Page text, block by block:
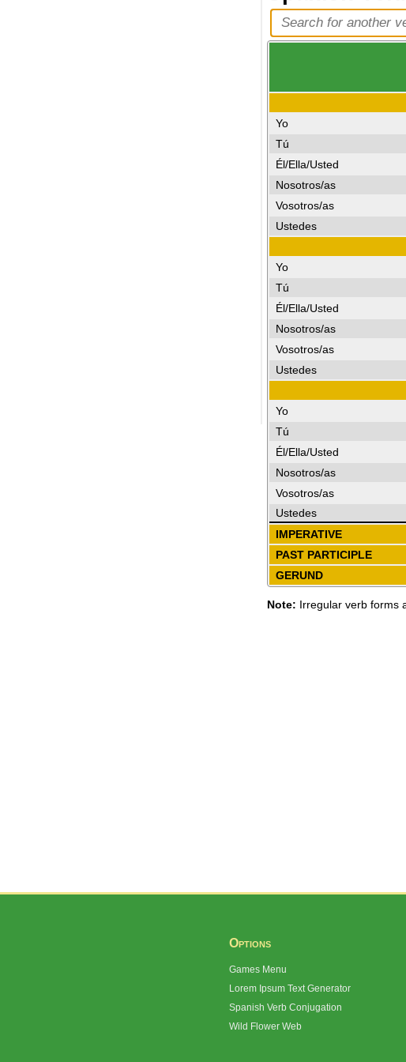
Yo
Tú
Él/Ella/Usted
Nosotros/as
Vosotros/as
Ustedes
Yo
Tú
Él/Ella/Usted
Nosotros/as
Vosotros/as
Ustedes
Yo
Tú
Él/Ella/Usted
Nosotros/as
Vosotros/as
Ustedes
IMPERATIVE
PAST PARTICIPLE
GERUND
Note: Irregular verb forms
Options
Games Menu
Lorem Ipsum Text Generator
Spanish Verb Conjugation
Wild Flower Web